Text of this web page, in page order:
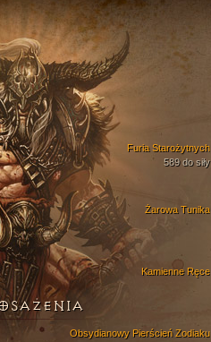
Żarowa Tunika
Kamienne Ręce
Furia Starożytnych
589 do siły
Obsydianowy Pierścień Zodiaku